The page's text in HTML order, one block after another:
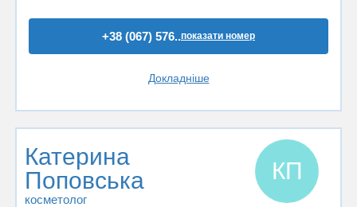
+38 (067) 576..показати номер
Докладніше
Катерина
Поповська
косметолог
КП